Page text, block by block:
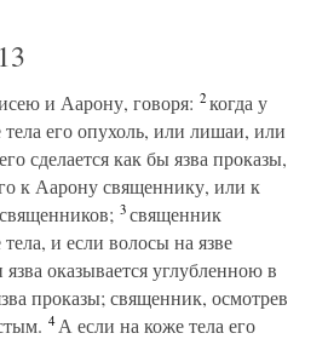
13
и Аарону, говоря: 2когда у
тела его опухоль, или лишаи, или
сделается как бы язва проказы,
к Аарону священнику, или к
3священник
и если волосы на язве
оказывается углубленною в
проказы; священник, осмотрев
4А если на коже тела его